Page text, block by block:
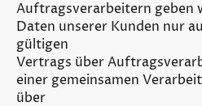
Auftragsverarbeitern geben
Daten unserer Kunden nur
gültigen
Vertrags über
einer gemeinsamen
über